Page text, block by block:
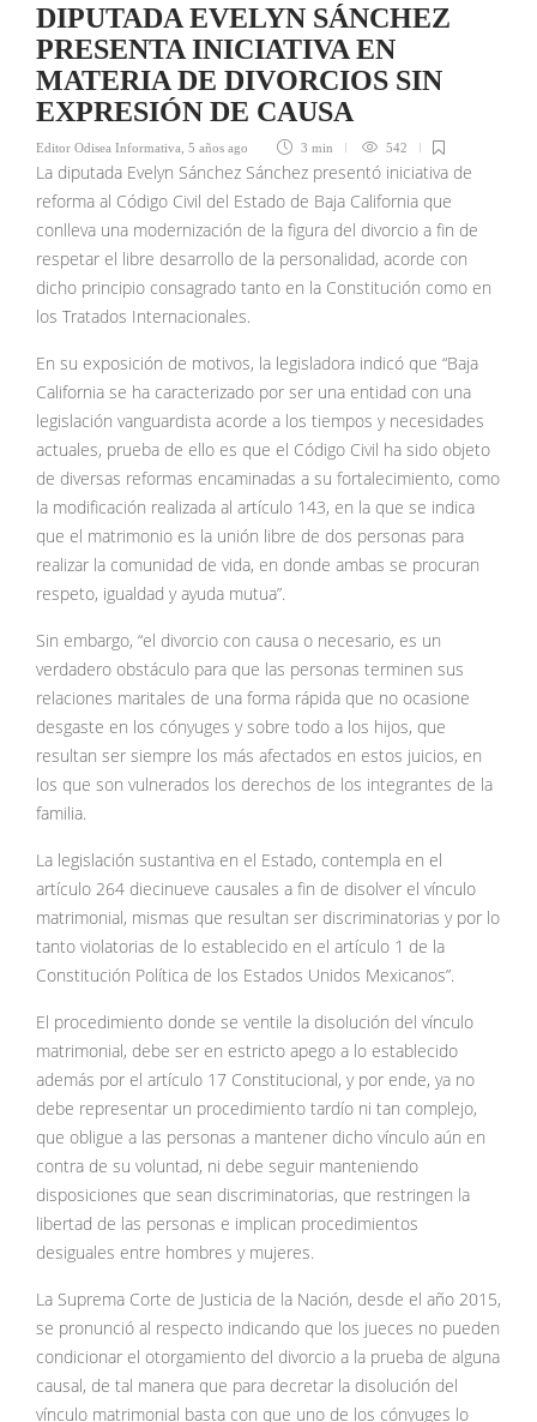
DIPUTADA EVELYN SÁNCHEZ
PRESENTA INICIATIVA EN
MATERIA DE DIVORCIOS SIN
EXPRESIÓN DE CAUSA
Editor Odisea Informativa 5 años ago 3 min 542
La diputada Evelyn Sánchez Sánchez presentó iniciativa de
reforma al Código Civil del Estado de Baja California que
conlleva una modernización de la figura del divorcio a fin de
respetar el libre desarrollo de la personalidad, acorde con
dicho principio consagrado tanto en la Constitución como en
los Tratados Internacionales.
En su exposición de motivos, la legisladora indicó que “Baja
California se ha caracterizado por ser una entidad con una
legislación vanguardista acorde a los tiempos y necesidades
actuales, prueba de ello es que el Código Civil ha sido objeto
de diversas reformas encaminadas a su fortalecimiento, como
la modificación realizada al artículo 143, en la que se indica
que el matrimonio es la unión libre de dos personas para
realizar la comunidad de vida, en donde ambas se procuran
respeto, igualdad y ayuda mutua”.
Sin embargo, “el divorcio con causa o necesario, es un
verdadero obstáculo para que las personas terminen sus
relaciones maritales de una forma rápida que no ocasione
desgaste en los cónyuges y sobre todo a los hijos, que
resultan ser siempre los más afectados en estos juicios, en
los que son vulnerados los derechos de los integrantes de la
familia.
La legislación sustantiva en el Estado, contempla en el
artículo 264 diecinueve causales a fin de disolver el vínculo
matrimonial, mismas que resultan ser discriminatorias y por lo
tanto violatorias de lo establecido en el artículo 1 de la
Constitución Política de los Estados Unidos Mexicanos”.
El procedimiento donde se ventile la disolución del vínculo
matrimonial, debe ser en estricto apego a lo establecido
además por el artículo 17 Constitucional, y por ende, ya no
debe representar un procedimiento tardío ni tan complejo,
que obligue a las personas a mantener dicho vínculo aún en
contra de su voluntad, ni debe seguir manteniendo
disposiciones que sean discriminatorias, que restringen la
libertad de las personas e implican procedimientos
desiguales entre hombres y mujeres.
La Suprema Corte de Justicia de la Nación, desde el año 2015,
se pronunció al respecto indicando que los jueces no pueden
condicionar el otorgamiento del divorcio a la prueba de alguna
causal, de tal manera que para decretar la disolución del
vínculo matrimonial basta con que uno de los cónyuges lo